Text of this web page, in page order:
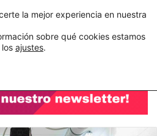
C&A México completa la implementación de su WMS en la nube
la mejor experiencia en nuestra
sobre qué cookies estamos
ajustes.